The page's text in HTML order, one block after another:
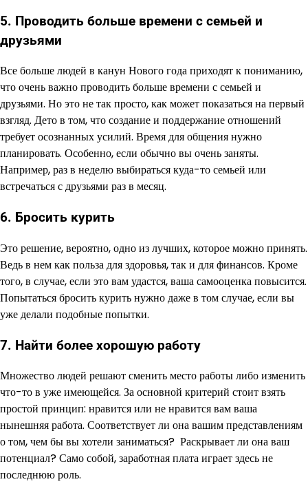
5. Проводить больше времени с семьей и
друзьями
Все больше людей в канун Нового года приходят к пониманию,
что очень важно проводить больше времени с семьей и
друзьями. Но это не так просто, как может показаться на первый
взгляд. Дето в том, что создание и поддержание отношений
требует осознанных усилий. Время для общения нужно
планировать. Особенно, если обычно вы очень заняты.
Например, раз в неделю выбираться куда-то семьей или
встречаться с друзьями раз в месяц.
6. Бросить курить
Это решение, вероятно, одно из лучших, которое можно принять.
Ведь в нем как польза для здоровья, так и для финансов. Кроме
того, в случае, если это вам удастся, ваша самооценка повысится.
Попытаться бросить курить нужно даже в том случае, если вы
уже делали подобные попытки.
7. Найти более хорошую работу
Множество людей решают сменить место работы либо изменить
что-то в уже имеющейся. За основной критерий стоит взять
простой принцип: нравится или не нравится вам ваша
нынешняя работа. Соответствует ли она вашим представлениям
о том, чем бы вы хотели заниматься? Раскрывает ли она ваш
потенциал? Само собой, заработная плата играет здесь не
последнюю роль.